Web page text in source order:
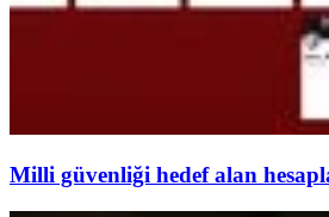
Milli güvenliği hedef alan